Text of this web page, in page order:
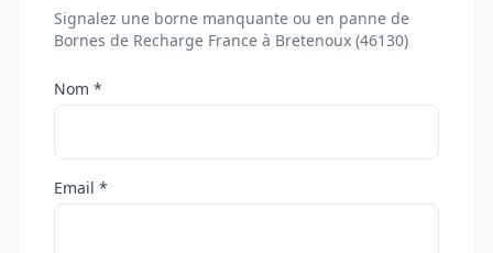
Signalez une borne manquante ou en panne de
Bornes de Recharge France à Bretenoux (46130)
Nom *
Email *